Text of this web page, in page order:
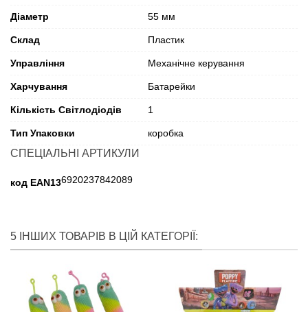
Діаметр 55 мм
Склад Пластик
Управління Механічне керування
Харчування Батарейки
Кількість Світлодіодів 1
Тип Упаковки коробка
СПЕЦІАЛЬНІ АРТИКУЛИ
код EAN136920237842089
5 ІНШИХ ТОВАРІВ В ЦІЙ КАТЕГОРІЇ: